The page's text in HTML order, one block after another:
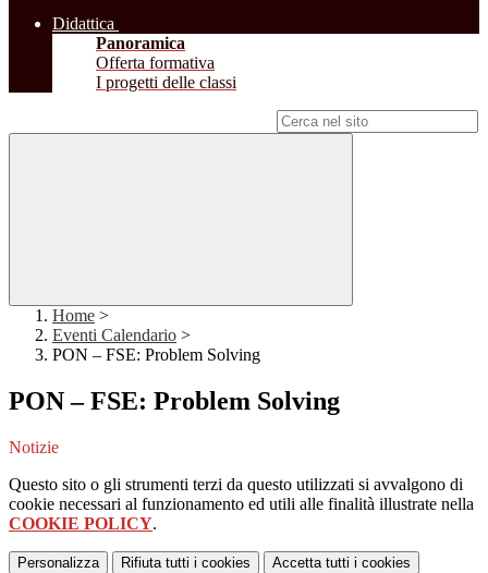
Didattica
Panoramica
Offerta formativa
I progetti delle classi
Home >
Eventi Calendario >
PON – FSE: Problem Solving
PON – FSE: Problem Solving
Notizie
Questo sito o gli strumenti terzi da questo utilizzati si avvalgono di
cookie necessari al funzionamento ed utili alle finalità illustrate nella
COOKIE POLICY.
Personalizza Rifiuta tutti i cookies Accetta tutti i cookies